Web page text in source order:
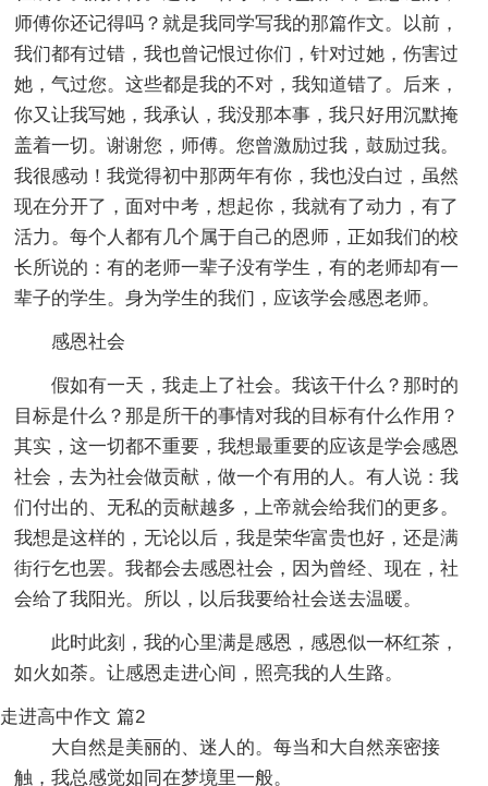
师傅你还记得吗？就是我同学写我的那篇作文。以前，
我们都有过错，我也曾记恨过你们，针对过她，伤害过
她，气过您。这些都是我的不对，我知道错了。后来，
你又让我写她，我承认，我没那本事，我只好用沉默掩
盖着一切。谢谢您，师傅。您曾激励过我，鼓励过我。
我很感动！我觉得初中那两年有你，我也没白过，虽然
现在分开了，面对中考，想起你，我就有了动力，有了
活力。每个人都有几个属于自己的恩师，正如我们的校
长所说的：有的老师一辈子没有学生，有的老师却有一
辈子的学生。身为学生的我们，应该学会感恩老师。
感恩社会
假如有一天，我走上了社会。我该干什么？那时的
目标是什么？那是所干的事情对我的目标有什么作用？
其实，这一切都不重要，我想最重要的应该是学会感恩
社会，去为社会做贡献，做一个有用的人。有人说：我
们付出的、无私的贡献越多，上帝就会给我们的更多。
我想是这样的，无论以后，我是荣华富贵也好，还是满
街行乞也罢。我都会去感恩社会，因为曾经、现在，社
会给了我阳光。所以，以后我要给社会送去温暖。
此时此刻，我的心里满是感恩，感恩似一杯红茶，
如火如荼。让感恩走进心间，照亮我的人生路。
走进高中作文 篇2
大自然是美丽的、迷人的。每当和大自然亲密接
触，我总感觉如同在梦境里一般。